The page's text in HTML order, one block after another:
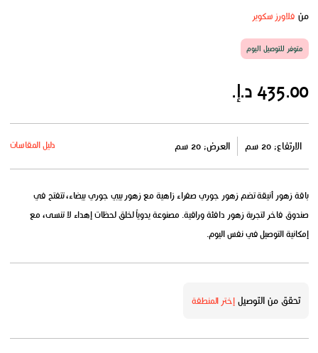
من فلاورز سكوير
متوفر للتوصيل اليوم
435.00 د.إ.
الارتفاع: 20 سم العرض: 20 سم دليل المقاسات
باقة زهور أنيقة تضم زهور جوري صفراء زاهية مع زهور بيبي جوري بيضاء، تتفتح في
صندوق فاخر لتجربة زهور دافئة وراقية. مصنوعة يدوياً لخلق لحظات إهداء لا تنسى، مع
إمكانية التوصيل في نفس اليوم.
تحقق من التوصيلإختر المنطقة